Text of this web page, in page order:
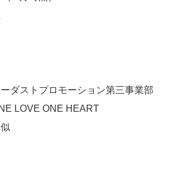
ダストプロモーション第三事業部
LOVE ONE HEART